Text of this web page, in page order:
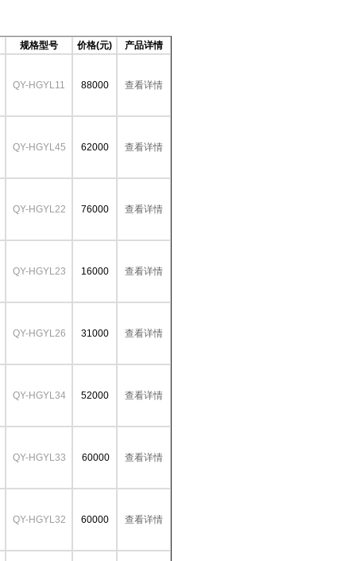
规格型号 价格(元) 产品详情
QY-HGYL11 88000 查看详情
QY-HGYL45 62000 查看详情
QY-HGYL22 76000 查看详情
QY-HGYL23 16000 查看详情
QY-HGYL26 31000 查看详情
QY-HGYL34 52000 查看详情
QY-HGYL33 60000 查看详情
QY-HGYL32 60000 查看详情